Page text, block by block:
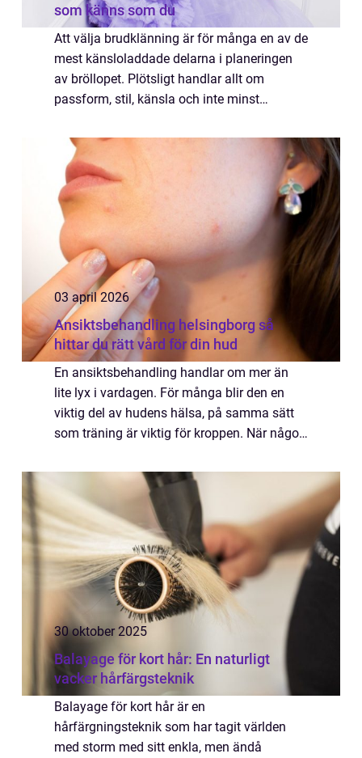
som känns som du
Att välja brudklänning är för många en av de
mest känsloladdade delarna i planeringen
av bröllopet. Plötsligt handlar allt om
passform, stil, känsla och inte minst
Samtidigt ska klänningen fungera i
verkligheten: d...
03 april 2026
Ansiktsbehandling helsingborg så
hittar du rätt vård för din hud
En ansiktsbehandling handlar om mer än
lite lyx i vardagen. För många blir den en
viktig del av hudens hälsa, på samma sätt
som träning är viktig för kroppen. När någon
vill personen ofta både få en skön stun...
30 oktober 2025
Balayage för kort hår: En naturligt
vacker hårfärgsteknik
Balayage för kort hår är en
hårfärgningsteknik som har tagit världen
med storm med sitt enkla, men ändå